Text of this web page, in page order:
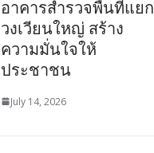
อาคารสำรวจพื้นที่แยก
วงเวียนใหญ่ สร้าง
ความมั่นใจให้
ประชาชน
July 14, 2026